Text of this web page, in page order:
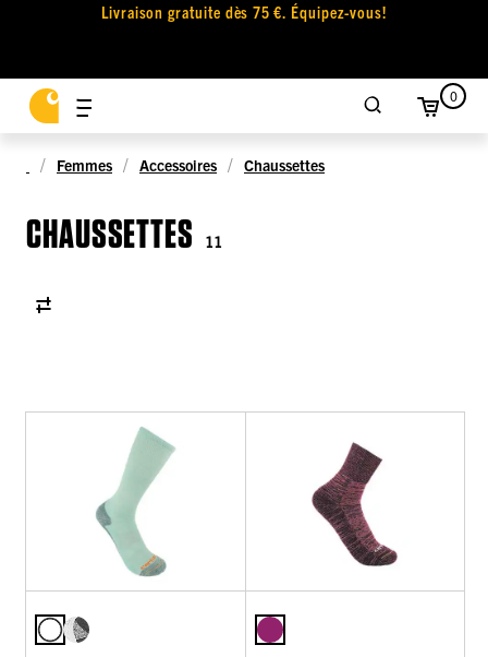
Livraison gratuite dès 75 €. Équipez-vous!
0
Femmes Accessoires Chaussettes
CHAUSSETTES 11